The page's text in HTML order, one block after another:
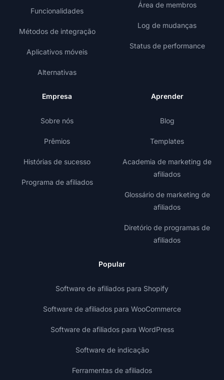
Funcionalidades
Métodos de integração
Aplicativos móveis
Alternativas
Área de membros
Log de mudanças
Status de performance
Empresa
Sobre nós
Prêmios
Histórias de sucesso
Programa de afiliados
Aprender
Blog
Templates
Academia de marketing de
afiliados
Glossário de marketing de
afiliados
Diretório de programas de
afiliados
Popular
Software de afiliados para Shopify
Software de afiliados para WooCommerce
Software de afiliados para WordPress
Software de indicação
Ferramentas de afiliados